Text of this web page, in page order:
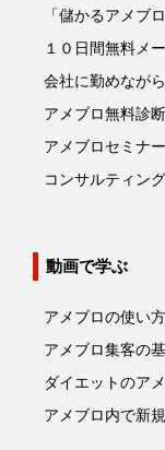
「儲かるアメブ
１０日間無料メ
会社に勤めなが
アメブロ無料診断
アメブロセミナ
コンサルティング
動画で学ぶ
アメブロの使い
アメブロ集客の
ダイエットのア
アメブロ内で新